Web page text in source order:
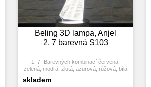
Beling 3D lampa, Anjel
2, 7 barevná S103
1: 7- Barevných kombinací červená,
zelená, modrá, žlutá, azurová, růžová, bílá
rozsvítí jedna barva, stisknutím tlačítka se
skladem